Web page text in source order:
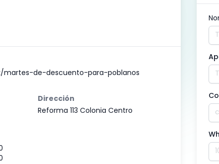
martes-de-descuento-para-poblanos
Dirección
Reforma 113 Colonia Centro